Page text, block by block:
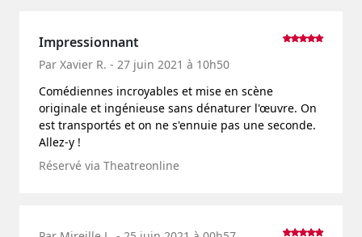
Impressionnant
Par Xavier R. - 27 juin 2021 à 10h50
Comédiennes incroyables et mise en scène
originale et ingénieuse sans dénaturer l'œuvre. On
est transportés et on ne s'ennuie pas une seconde.
Allez-y !
Réservé via Theatreonline